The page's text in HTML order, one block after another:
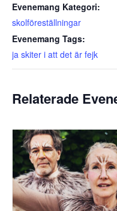
Evenemang Kategori:
skolföreställningar
Evenemang Tags:
ja skiter i att det är fejk
Relaterade